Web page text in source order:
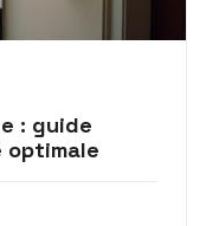
: guide
optimale